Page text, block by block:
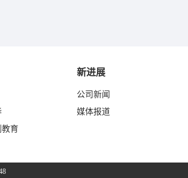
教育
新进展
公司新闻
媒体报道